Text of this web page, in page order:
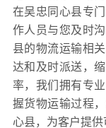
在吴忠同心县专
作人员与您及时
县的物流运输相
达和及时派送，
率，我们拥有专
握货物运输过程
心县，为客户提供